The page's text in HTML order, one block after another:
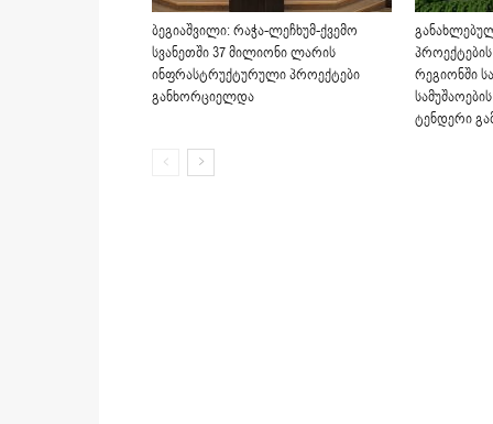
ბეგიაშვილი: რაჭა-ლეჩხუმ-ქვემო
სვანეთში 37 მილიონი ლარის
ინფრასტრუქტურული პროექტები
განხორციელდა
რეგიონში
ტენდერი